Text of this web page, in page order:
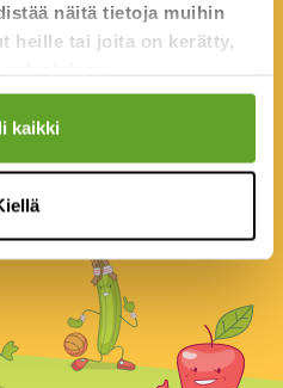
näitä tietoja muihin
heille tai joita on kerätty,
kaikki
tehtäväksi.
tarvitsee